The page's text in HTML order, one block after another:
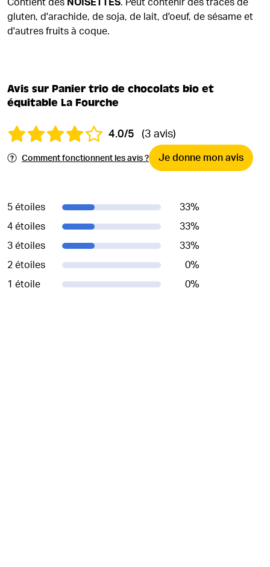
Contient des NOISETTES. Peut contenir des traces de
gluten, d'arachide, de soja, de lait, d'oeuf, de sésame et
d'autres fruits à coque.
Avis sur Panier trio de chocolats bio et
équitable La Fourche
4.0/5 (3 avis)
Comment fonctionnent les avis ? Je donne mon avis
5 étoiles 33%
4 étoiles
33%
3 étoiles
33%
2 étoiles
0%
1 étoile
0%